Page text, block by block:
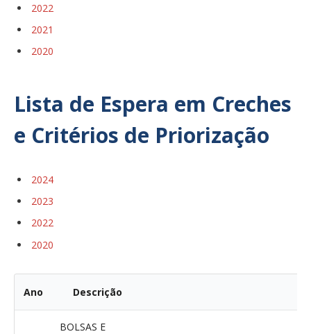
2022
2021
2020
Lista de Espera em Creches
e Critérios de Priorização
2024
2023
2022
2020
Ano Descrição
BOLSAS E